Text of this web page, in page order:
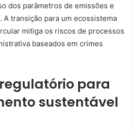
dos parâmetros de emissões e
A transição para um ecossistema
mitiga os riscos de processos
baseados em crimes
para
sustentável